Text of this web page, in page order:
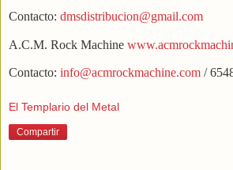
Contacto: dmsdistribucion@gmail.com
A.C.M. Rock Machine
Contacto: info@acmrockmachine.com /
El Templario del Metal
Compartir